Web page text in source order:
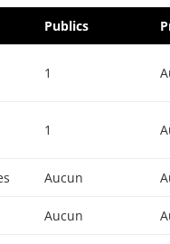
Publics
1
1
Aucun
Aucun